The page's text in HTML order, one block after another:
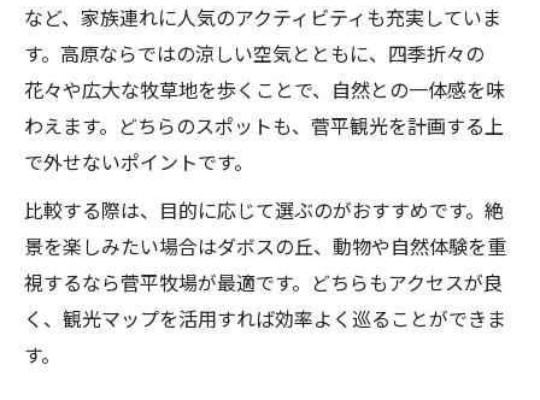
菅平牧場で心癒す休日の過ごし方
観光マップ活用で迷わない菅平レジャー
菅平高原観光マップ活用のコツ一覧
マップで巡る菅平レジャースポット案内
迷わず楽しむ菅平観光のポイント
ファミリー向け菅平観光マップの選び方
菅平のアウトドアで心癒す休日提案
など、家族連れに人気のアクティビティも充実していま
す。高原ならではの涼しい空気とともに、四季折々の
花々や広大な牧草地を歩くことで、自然との一体感を味
わえます。どちらのスポットも、菅平観光を計画する上
で外せないポイントです。
比較する際は、目的に応じて選ぶのがおすすめです。絶
景を楽しみたい場合はダボスの丘、動物や自然体験を重
視するなら菅平牧場が最適です。どちらもアクセスが良
く、観光マップを活用すれば効率よく巡ることができま
す。